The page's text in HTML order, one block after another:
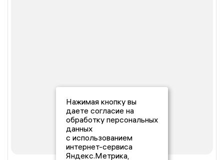
Нажимая кнопку вы
даете согласие на
обработку персональных
данных
с использованием
интернет-сервиса
Яндекс.Метрика,